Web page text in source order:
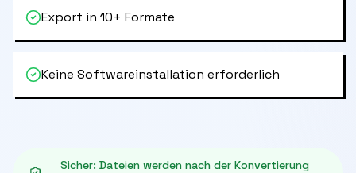
Export in 10+ Formate
Keine Softwareinstallation erforderlich
Sicher: Dateien werden nach der Konvertierung